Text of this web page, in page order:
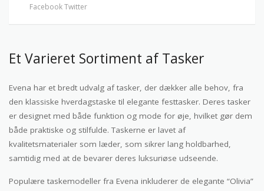
FacebookTwitter
Et Varieret Sortiment af Tasker
Evena har et bredt udvalg af tasker, der dækker alle behov, fra
den klassiske hverdagstaske til elegante festtasker. Deres tasker
er designet med både funktion og mode for øje, hvilket gør dem
både praktiske og stilfulde. Taskerne er lavet af
kvalitetsmaterialer som læder, som sikrer lang holdbarhed,
samtidig med at de bevarer deres luksuriøse udseende.
Populære taskemodeller fra Evena inkluderer de elegante “Olivia”